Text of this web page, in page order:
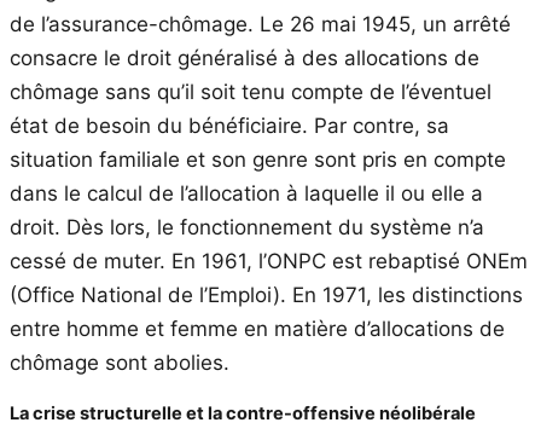
de l’assurance-chômage. Le 26 mai 1945, un arrêté
consacre le droit généralisé à des allocations de
chômage sans qu’il soit tenu compte de l’éventuel
état de besoin du bénéficiaire. Par contre, sa
situation familiale et son genre sont pris en compte
dans le calcul de l’allocation à laquelle il ou elle a
droit. Dès lors, le fonctionnement du système n’a
cessé de muter. En 1961, l’ONPC est rebaptisé ONEm
(Office National de l’Emploi). En 1971, les distinctions
entre homme et femme en matière d’allocations de
chômage sont abolies.
La crise structurelle et la contre-offensive néolibérale